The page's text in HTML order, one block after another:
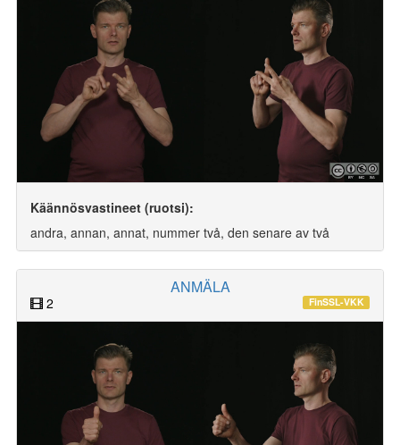
Käännösvastineet (ruotsi):
andra, annan, annat, nummer två, den senare av två
ANMÄLA
2 FinSSL-VKK